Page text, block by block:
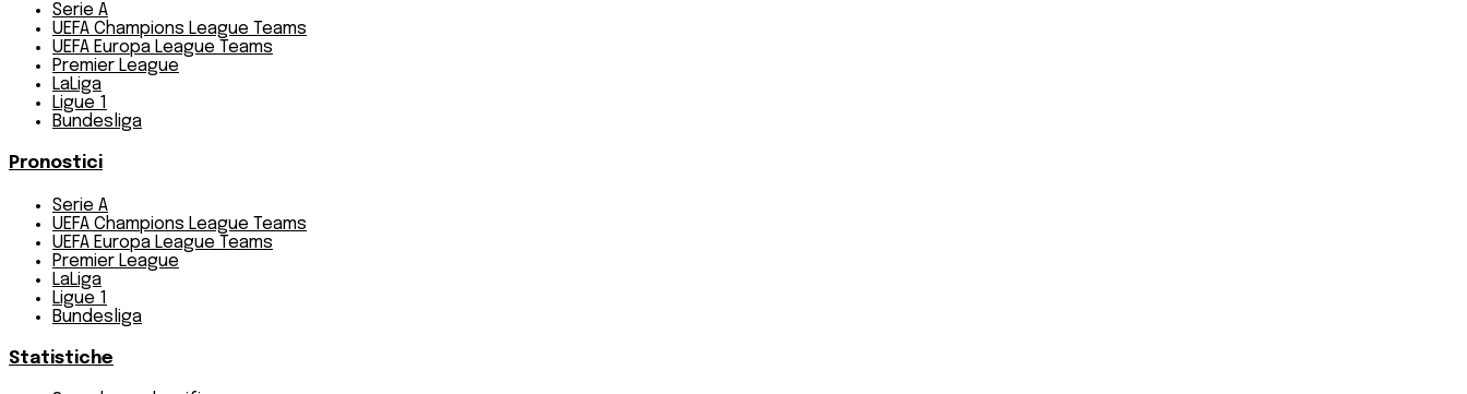
Serie A
UEFA Champions League Teams
UEFA Europa League Teams
Premier League
LaLiga
Ligue 1
Bundesliga
Pronostici
Serie A
UEFA Champions League Teams
UEFA Europa League Teams
Premier League
LaLiga
Ligue 1
Bundesliga
Statistiche